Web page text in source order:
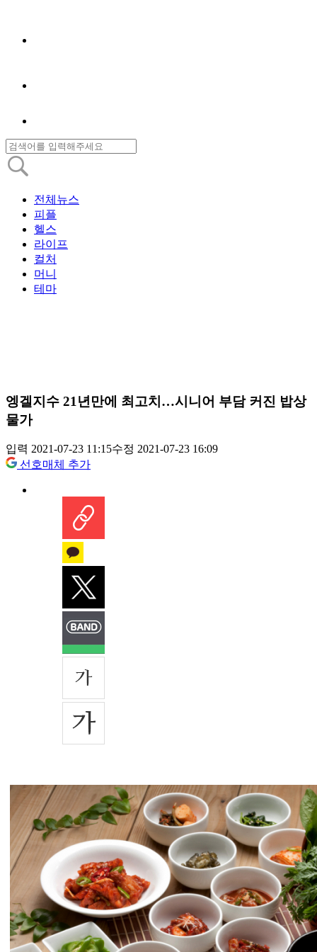
전체뉴스
피플
헬스
라이프
컬처
머니
테마
엥겔지수 21년만에 최고치…시니어 부담 커진 밥상
물가
입력 2021-07-23 11:15수정 2021-07-23 16:09
선호매체 추가